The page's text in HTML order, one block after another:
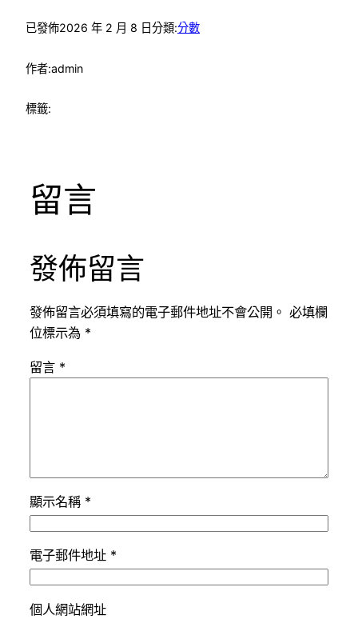
已發佈2026 年 2 月 8 日分類:分數
作者:admin
標籤:
留言
發佈留言
發佈留言必須填寫的電子郵件地址不會公開。 必填欄
位標示為 *
留言 *
顯示名稱 *
電子郵件地址 *
個人網站網址